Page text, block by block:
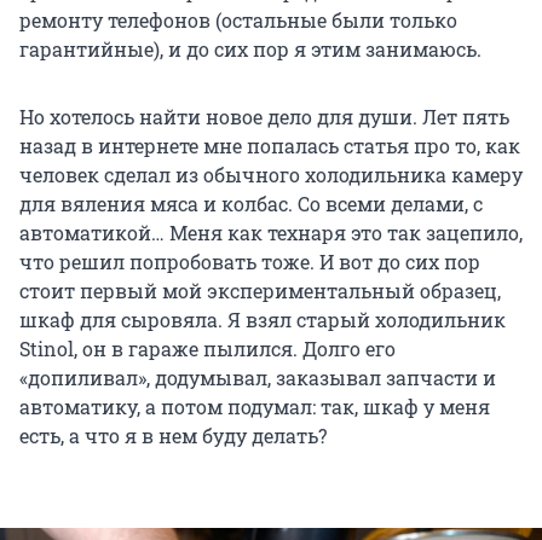
ремонту телефонов (остальные были только
гарантийные), и до сих пор я этим занимаюсь.
Но хотелось найти новое дело для души. Лет пять
назад в интернете мне попалась статья про то, как
человек сделал из обычного холодильника камеру
для вяления мяса и колбас. Со всеми делами, с
автоматикой… Меня как технаря это так зацепило,
что решил попробовать тоже. И вот до сих пор
стоит первый мой экспериментальный образец,
шкаф для сыровяла. Я взял старый холодильник
Stinol, он в гараже пылился. Долго его
«допиливал», додумывал, заказывал запчасти и
автоматику, а потом подумал: так, шкаф у меня
есть, а что я в нем буду делать?